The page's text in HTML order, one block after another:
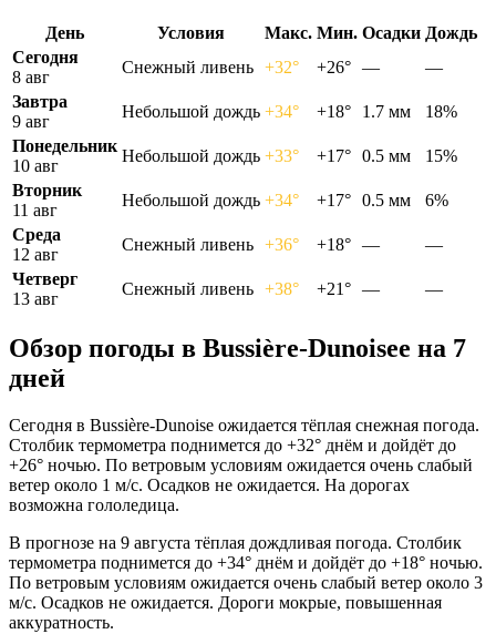
День Условия Макс. Мин. Осадки Дождь
Сегодня
8 авг
Снежный ливень +32° +26° —
—
Завтра
9 авг
Небольшой дождь +34° +18° 1.7 мм
18%
Понедельник
10 авг
Небольшой дождь +33° +17° 0.5 мм
15%
Вторник
11 авг
Небольшой дождь +34° +17° 0.5 мм
6%
Среда
12 авг
Снежный ливень +36° +18° —
—
Четверг
13 авг
Снежный ливень +38° +21° — —
Обзор погоды в Bussière-Dunoiseе на 7
дней
Сегодня в Bussière-Dunoise ожидается тёплая снежная погода.
Столбик термометра поднимется до +32° днём и дойдёт до
+26° ночью. По ветровым условиям ожидается очень слабый
ветер около 1 м/с. Осадков не ожидается. На дорогах
возможна гололедица.
В прогнозе на 9 августа тёплая дождливая погода. Столбик
термометра поднимется до +34° днём и дойдёт до +18° ночью.
По ветровым условиям ожидается очень слабый ветер около 3
м/с. Осадков не ожидается. Дороги мокрые, повышенная
аккуратность.